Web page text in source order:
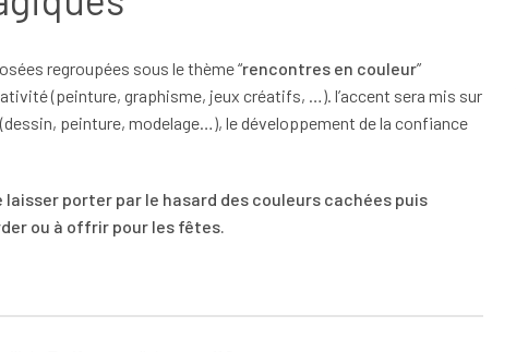
regroupées sous le thème “rencontres en couleur”
(peinture, graphisme, jeux créatifs, …). l’accent sera mis sur
peinture, modelage…), le développement de la confiance
porter par le hasard des couleurs cachées puis
ou à offrir pour les fêtes.